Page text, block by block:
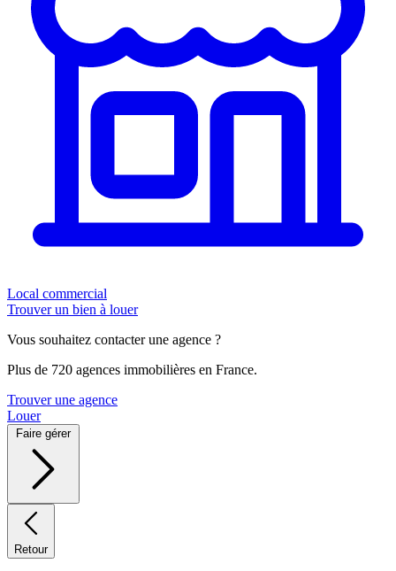
Local commercial
Trouver un bien à louer
Vous souhaitez contacter une agence ?
Plus de 720 agences immobilières en France.
Trouver une agence
Louer
Faire gérer
Retour